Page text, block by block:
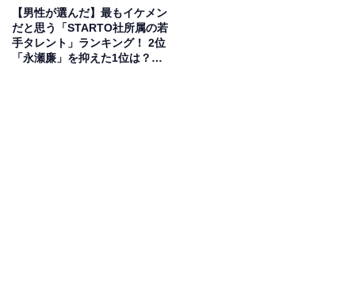
ライブで得意のラップやダンスを披露し、さらに楽曲の
振り付けや公演の演出を手掛けることもあります。ジュ
ニアの中で高い人気を誇るメンバーで、多くの支持を集
【男性が選んだ】最もイケメン
だと思う「STARTO社所属の若
手タレント」ランキング！ 2位
「永瀬廉」を抑えた1位は？